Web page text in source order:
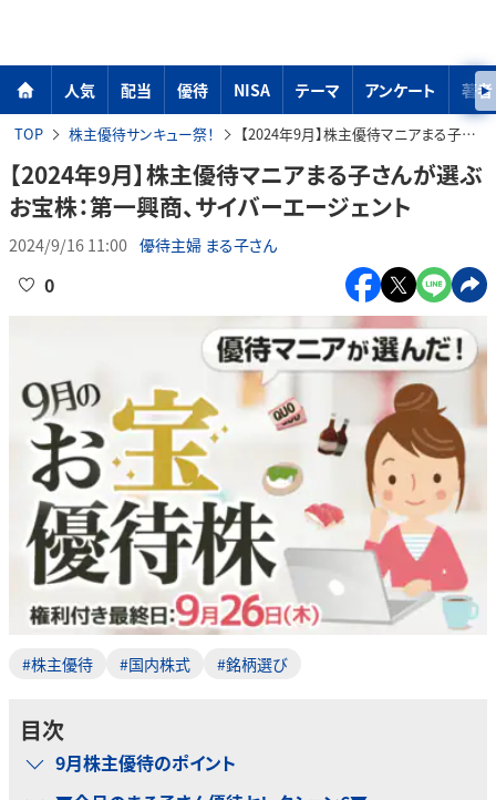
人気 配当 優待 NISA テーマ アンケート 著者
TOP 株主優待サンキュー祭！ 【2024年9月】株主優待マニアまる子さんが選ぶお宝株：第一興商、サイバーエージェント
【2024年9月】株主優待マニアまる子さんが選ぶ
お宝株：第一興商、サイバーエージェント
2024/9/16 11:00 優待主婦 まる子さん
0
#株主優待 #国内株式 #銘柄選び
目次
9月株主優待のポイント